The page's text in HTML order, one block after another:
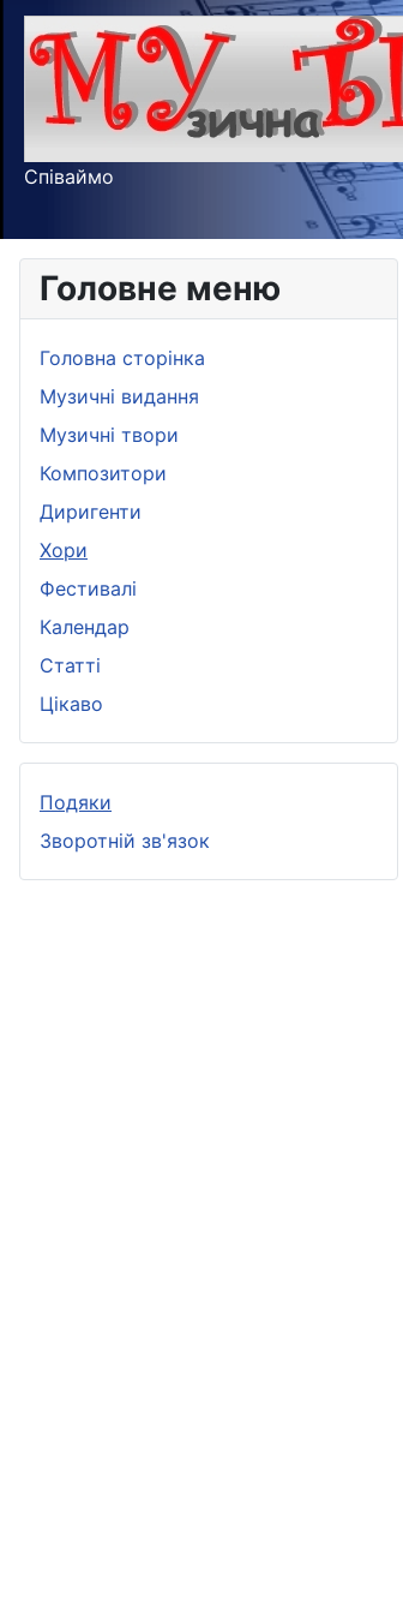
Співаймо
Головне меню
Головна сторінка
Музичні видання
Музичні твори
Композитори
Диригенти
Хори
Фестивалі
Календар
Статті
Цікаво
Подяки
Зворотній зв'язок